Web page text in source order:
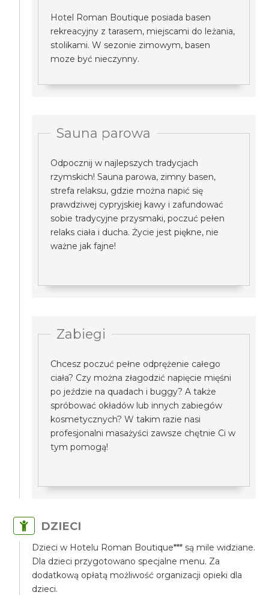
Hotel Roman Boutique posiada basen
rekreacyjny z tarasem, miejscami do leżania,
stolikami. W sezonie zimowym, basen
moze być nieczynny.
Sauna parowa
Odpocznij w najlepszych tradycjach
rzymskich! Sauna parowa, zimny basen,
strefa relaksu, gdzie można napić się
prawdziwej cypryjskiej kawy i zafundować
sobie tradycyjne przysmaki, poczuć pełen
relaks ciała i ducha. Życie jest piękne, nie
ważne jak fajne!
Zabiegi
Chcesz poczuć pełne odprężenie całego
ciała? Czy można złagodzić napięcie mięśni
po jeździe na quadach i buggy? A także
spróbować okładów lub innych zabiegów
kosmetycznych? W takim razie nasi
profesjonalni masażyści zawsze chętnie Ci w
tym pomogą!
DZIECI
Dzieci w Hotelu Roman Boutique*** są mile widziane.
Dla dzieci przygotowano specjalne menu. Za
dodatkową opłatą możliwość organizacji opieki dla
dzieci.